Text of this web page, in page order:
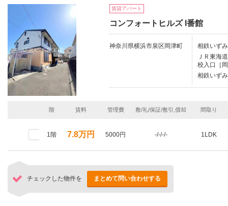
賃貸アパート
コンフォートヒルズ I番館
神奈川県横浜市泉区岡津町
相鉄いず
ＪＲ東海
校入口［
相鉄いず
階 賃料 管理費 敷/礼/保証/敷引,償却 間取り
1階 7.8万円 5000円 -/-/-/- 1LDK
チェックした物件を まとめて問い合わせする